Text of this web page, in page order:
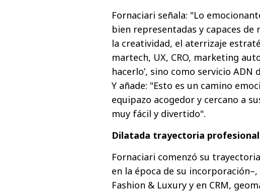
Fornaciari señala: "Lo
bien representadas y capaces
la creatividad, el aterrizaje
martech, UX, CRO, marketing
hacerlo’, sino como servicio
Y añade: "Esto es un camino
equipazo acogedor y cercano a
muy fácil y divertido".
Dilatada trayectoria profesional
Fornaciari comenzó su
en la época de su
Fashion & Luxury y en CRM,